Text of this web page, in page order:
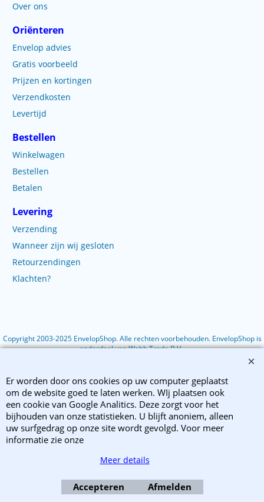
Over ons
Oriënteren
Envelop advies
Gratis voorbeeld
Prijzen en kortingen
Verzendkosten
Levertijd
Bestellen
Winkelwagen
Bestellen
Betalen
Levering
Verzending
Wanneer zijn wij gesloten
Retourzendingen
Klachten?
Copyright 2003-2025 EnvelopShop. Alle rechten voorbehouden. EnvelopShop is
onderdeel van Webb Trade B.V..
Webwinkel gemaakt met ShopFactory webwinkel software.
Er worden door ons cookies op uw computer geplaatst
om de website goed te laten werken. WIj plaatsen ook
een cookie van Google Analitics. Deze zorgt voor het
bijhouden van onze statistieken. U blijft anoniem, alleen
uw surfgedrag op onze site wordt gevolgd. Voor meer
informatie zie onze
Meer details
Accepteren Afmelden